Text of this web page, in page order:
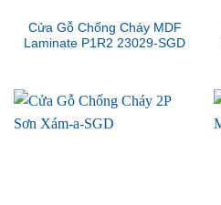
Cửa Gỗ Chống Cháy MDF
Laminate P1R2 23029-SGD